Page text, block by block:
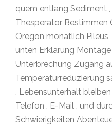
quem entlang Sediment
Thesperator Bestimmen
Oregon monatlich Pileus
unten Erklärung
Unterbrechung Zugang
Temperaturreduzierung
. Lebensunterhalt
Telefon , E-Mail , und
Schwierigkeiten